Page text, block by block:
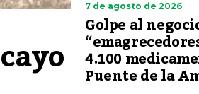
7 de agosto de 2026
Golpe al
4.100
Puente de la